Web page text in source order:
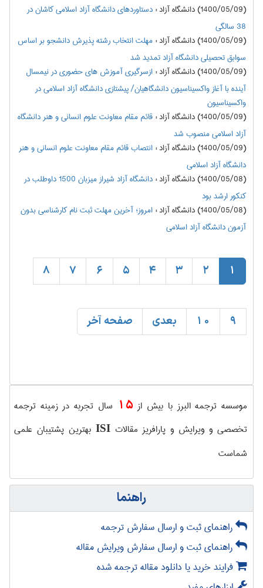
(1400/05/09) دانشگاه آزاد
:دستاوردهای دانشگاه آزاد اسلامی کاشان در
38 سالگی
(1400/05/09) دانشگاه آزاد
:مهلت انتخاب رشته پذیرش دانشجو بر اساس
سوابق تحصیلی دانشگاه آزاد تمدید شد
(1400/05/09) دانشگاه آزاد
:ازسرگیری آموزش های حضوری در نیمسال
آینده با آغاز واکسیناسیون دانشگاهیان/ پیشتازی دانشگاه آزاد اسلامی در
واکسیناسیون
(1400/05/09) دانشگاه آزاد
:قائم مقام معاونت علوم انسانی و هنر دانشگاه
آزاد اسلامی منصوب شد
(1400/05/09) دانشگاه آزاد
:انتصاب قائم مقام معاونت علوم انسانی و هنر
دانشگاه آزاد اسلامی
(1400/05/08) دانشگاه آزاد
:
دانشگاه آزاد شیراز میزبان 1500 داوطلب در
کنکور ارشد بود
(1400/05/08) دانشگاه آزاد
:امروز؛ آخرین مهلت ثبت نام کارشناسی بدون
آزمون دانشگاه آزاد اسلامی
1
2
3
4
5
6
7
8
9
10 بعدی صفحه آخر
موسسه ترجمه البرز با بیش از15 سال تجربه در زمینه ترجمه
تخصصی و ویرایش و پارافریز مقالاتISI بهترین پشتیبان علمی
شماست
راهنما
راهنمای ثبت و ارسال سفارش ترجمه
راهنمای ثبت و ارسال سفارش ویرایش مقاله
فرایند خرید یا دانلود مقاله ترجمه شده